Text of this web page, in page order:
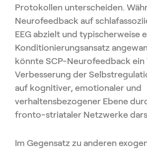
Protokollen unterscheiden.
Neurofeedback auf
EEG abzielt und typischerweise
Konditionierungsansatz
könnte SCP-Neurofeedback
Verbesserung der
auf kognitiver, emotionaler und
verhaltensbezogener Ebene
fronto-striataler Netzwerke
Im Gegensatz zu anderen